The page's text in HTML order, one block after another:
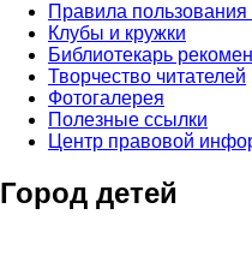
Правила пользования
Клубы и кружки
Библиотекарь
Творчество читателей
Фотогалерея
Полезные ссылки
Центр правовой
Город детей